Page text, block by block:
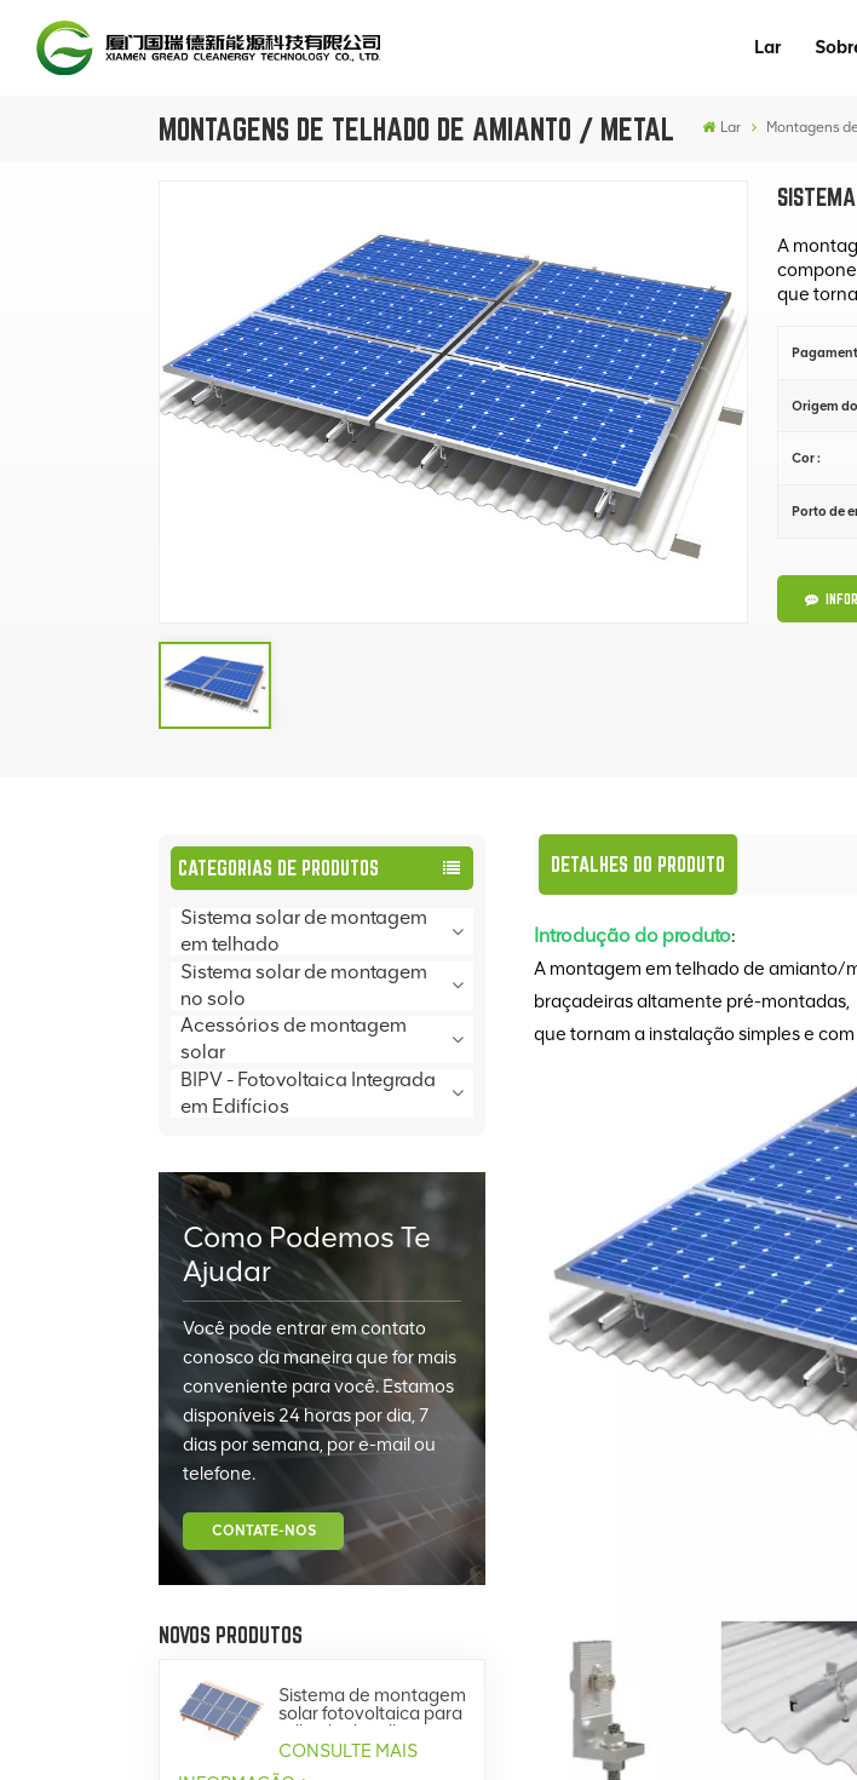
Lar
MONTAGENS DE TELHADO DE AMIANTO / METAL Lar Montagens
A
que
Origem
Cor :
Porto de
CATEGORIAS DE PRODUTOS
Sistema solar de montagem
em telhado
Sistema solar de montagem
no solo
Acessórios de montagem
solar
BIPV - Fotovoltaica Integrada
em Edifícios
Como Podemos Te
Ajudar
Você pode entrar em contato
conosco da maneira que for mais
conveniente para você. Estamos
disponíveis 24 horas por dia, 7
dias por semana, por e-mail ou
telefone.
CONTATE-NOS
NOVOS PRODUTOS
Sistema de montagem
solar fotovoltaica para
telhado de telha
CONSULTE MAIS
DETALHES DO PRODUTO
Introdução do produto:
A montagem em telhado de amianto/
braçadeiras altamente pré-montadas,
que tornam a instalação simples e